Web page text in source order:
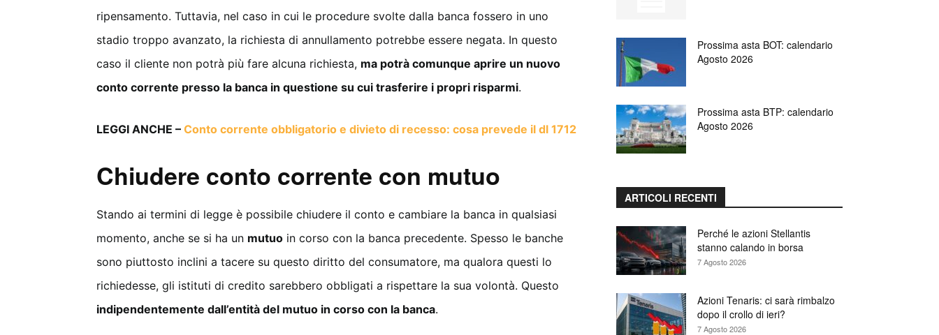
ripensamento. Tuttavia, nel caso in cui le procedure svolte dalla banca fossero in uno
stadio troppo avanzato, la richiesta di annullamento potrebbe essere negata. In questo
caso il cliente non potrà più fare alcuna richiesta, ma potrà comunque aprire un nuovo
conto corrente presso la banca in questione su cui trasferire i propri risparmi.
LEGGI ANCHE – Conto corrente obbligatorio e divieto di recesso: cosa prevede il dl 1712
Chiudere conto corrente con mutuo
Stando ai termini di legge è possibile chiudere il conto e cambiare la banca in qualsiasi
momento, anche se si ha un mutuo in corso con la banca precedente. Spesso le banche
sono piuttosto inclini a tacere su questo diritto del consumatore, ma qualora questi lo
richiedesse, gli istituti di credito sarebbero obbligati a rispettare la sua volontà. Questo
indipendentemente dall’entità del mutuo in corso con la banca.
Prossima asta BOT: calendario
Agosto 2026
Prossima asta BTP: calendario
Agosto 2026
ARTICOLI RECENTI
Perché le azioni Stellantis
stanno calando in borsa
7 Agosto 2026
Azioni Tenaris: ci sarà rimbalzo
dopo il crollo di ieri?
7 Agosto 2026